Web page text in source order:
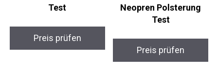
Test
Preis prüfen
Neopren Polsterung
Test
Preis prüfen